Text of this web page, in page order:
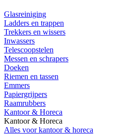
Glasreiniging
Ladders en trappen
Trekkers en wissers
Inwassers
Telescoopstelen
Messen en schrapers
Doeken
Riemen en tassen
Emmers
Papiergrijpers
Raamrubbers
Kantoor & Horeca
Kantoor & Horeca
Alles voor kantoor & horeca